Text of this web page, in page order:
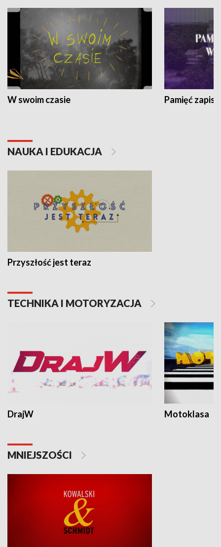
W swoim czasie Pamięć
NAUKA I EDUKACJA
Przyszłość jest teraz
TECHNIKA I MOTORYZACJA
DrajW Motoklasa
MNIEJSZOŚCI